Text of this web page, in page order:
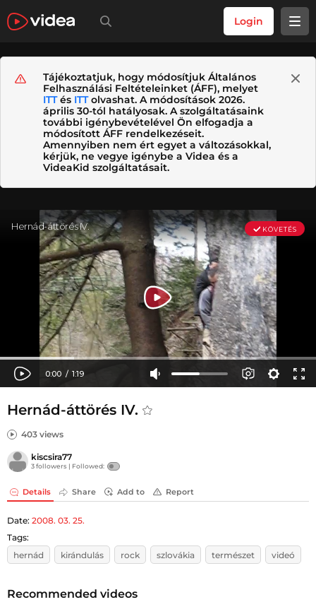
Login
Tájékoztatjuk, hogy módosítjuk Általános
Felhasználási Feltételeinket (ÁFF), melyet
ITTés ITTolvashat. A módosítások 2026.
április 30-tól hatályosak. A szolgáltatásaink
további igénybevételével Ön elfogadja a
módosított ÁFF rendelkezéseit.
Amennyiben nem ért egyet a változásokkal,
kérjük, ne vegye igénybe a Videa és a
VideaKid szolgáltatásait.
Hernád-áttörés IV.
403 views
kiscsira77
3 followers | Followed:
Details Share Add to Report
Date: 2008. 03. 25.
Tags:
hernád
kirándulás rock szlovákia természet videó
Recommended videos